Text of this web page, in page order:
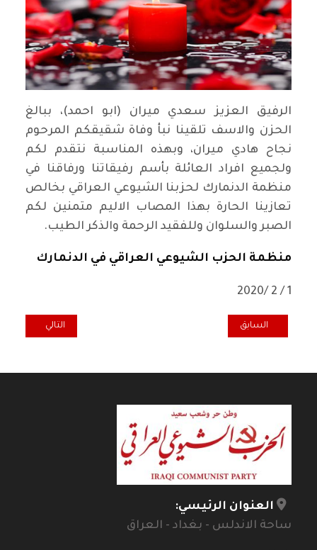
الرفيق العزيز سعدي ميران (ابو احمد)، ببالغ
الحزن والاسف تلقينا نبأ وفاة شقيقكم المرحوم
نجاح هادي ميران، وبهذه المناسبة نتقدم لكم
ولجميع افراد العائلة بأسم رفيقاتنا ورفاقنا في
منظمة الدنمارك لحزبنا الشيوعي العراقي بخالص
تعازينا الحارة بهذا المصاب الاليم متمنين لكم
الصبر والسلوان وللفقيد الرحمة والذكر الطيب.
منظمة الحزب الشيوعي العراقي في الدنمارك
1 / 2 /2020
المقال السابق: سنمنع أي اقتحام وشيك لساحات الاحتجاج
السابق المقال التالي:
التالي
العنوان الرئيسي:
ساحة الاندلس - بغداد - العراق